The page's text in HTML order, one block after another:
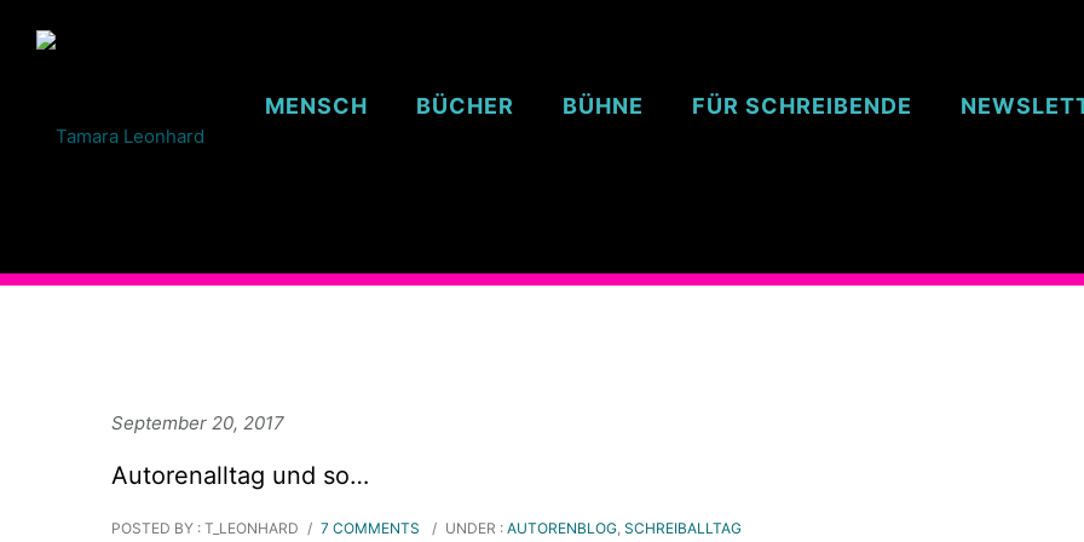
MENSCH BÜCHER BÜHNE FÜR SCHREIBENDE
September 20, 2017
Autorenalltag und so…
POSTED BY : T_LEONHARD / 7 COMMENTS / UNDER : AUTORENBLOG, SCHREIBALLTAG